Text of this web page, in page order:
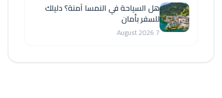
هل السياحة في النمسا آمنة؟ دليلك
للسفر بأمان
7 August 2026